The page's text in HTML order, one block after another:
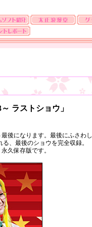
ラストショウ」
後になります。最後にふさわし
、最後のショウを完全収録。
久保存版です。